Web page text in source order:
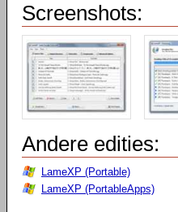
Screenshots:
Andere edities:
LameXP (Portable)
LameXP (PortableApps)